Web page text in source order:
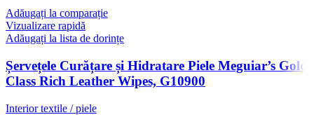
Adăugați la comparație
Vizualizare rapidă
Adăugați la lista de dorințe
Șervețele Curățare și Hidratare Piele Meguiar’s Gold
Class Rich Leather Wipes, G10900
Interior textile / piele